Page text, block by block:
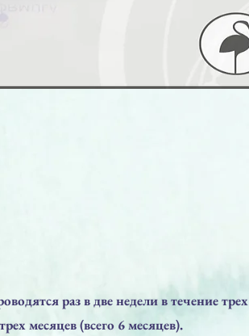
раз в две недели в течение трех
месяцев (всего 6 месяцев).